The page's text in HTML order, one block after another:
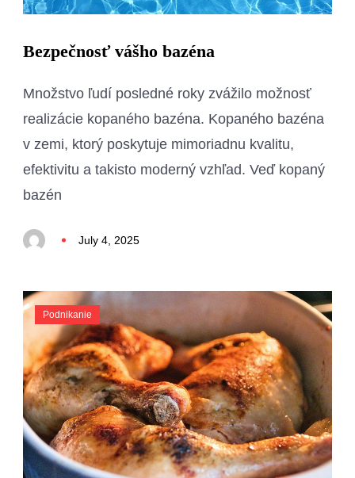
Bezpečnosť vášho bazéna
Množstvo ľudí posledné roky zvážilo možnosť
realizácie kopaného bazéna. Kopaného bazéna
v zemi, ktorý poskytuje mimoriadnu kvalitu,
efektivitu a takisto moderný vzhľad. Veď kopaný
bazén
July 4, 2025
Podnikanie